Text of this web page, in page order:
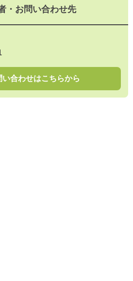
・お問い合わせ先
い合わせはこちらから